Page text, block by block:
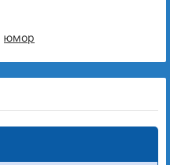
юмор